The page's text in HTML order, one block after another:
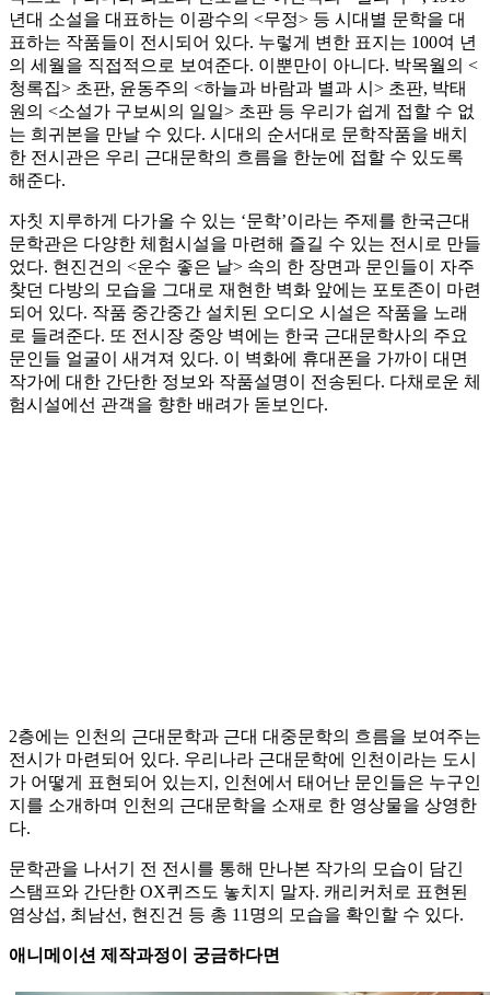
년대 소설을 대표하는 이광수의 <무정> 등 시대별 문학을 대
표하는 작품들이 전시되어 있다. 누렇게 변한 표지는 100여 년
의 세월을 직접적으로 보여준다. 이뿐만이 아니다. 박목월의 <
청록집> 초판, 윤동주의 <하늘과 바람과 별과 시> 초판, 박태
원의 <소설가 구보씨의 일일> 초판 등 우리가 쉽게 접할 수 없
는 희귀본을 만날 수 있다. 시대의 순서대로 문학작품을 배치
한 전시관은 우리 근대문학의 흐름을 한눈에 접할 수 있도록
해준다.
자칫 지루하게 다가올 수 있는 ‘문학’이라는 주제를 한국근대
문학관은 다양한 체험시설을 마련해 즐길 수 있는 전시로 만들
었다. 현진건의 <운수 좋은 날> 속의 한 장면과 문인들이 자주
찾던 다방의 모습을 그대로 재현한 벽화 앞에는 포토존이 마련
되어 있다. 작품 중간중간 설치된 오디오 시설은 작품을 노래
로 들려준다. 또 전시장 중앙 벽에는 한국 근대문학사의 주요
문인들 얼굴이 새겨져 있다. 이 벽화에 휴대폰을 가까이 대면
작가에 대한 간단한 정보와 작품설명이 전송된다. 다채로운 체
험시설에선 관객을 향한 배려가 돋보인다.
2층에는 인천의 근대문학과 근대 대중문학의 흐름을 보여주는
전시가 마련되어 있다. 우리나라 근대문학에 인천이라는 도시
가 어떻게 표현되어 있는지, 인천에서 태어난 문인들은 누구인
지를 소개하며 인천의 근대문학을 소재로 한 영상물을 상영한
다.
문학관을 나서기 전 전시를 통해 만나본 작가의 모습이 담긴
스탬프와 간단한 OX퀴즈도 놓치지 말자. 캐리커처로 표현된
염상섭, 최남선, 현진건 등 총 11명의 모습을 확인할 수 있다.
애니메이션 제작과정이 궁금하다면